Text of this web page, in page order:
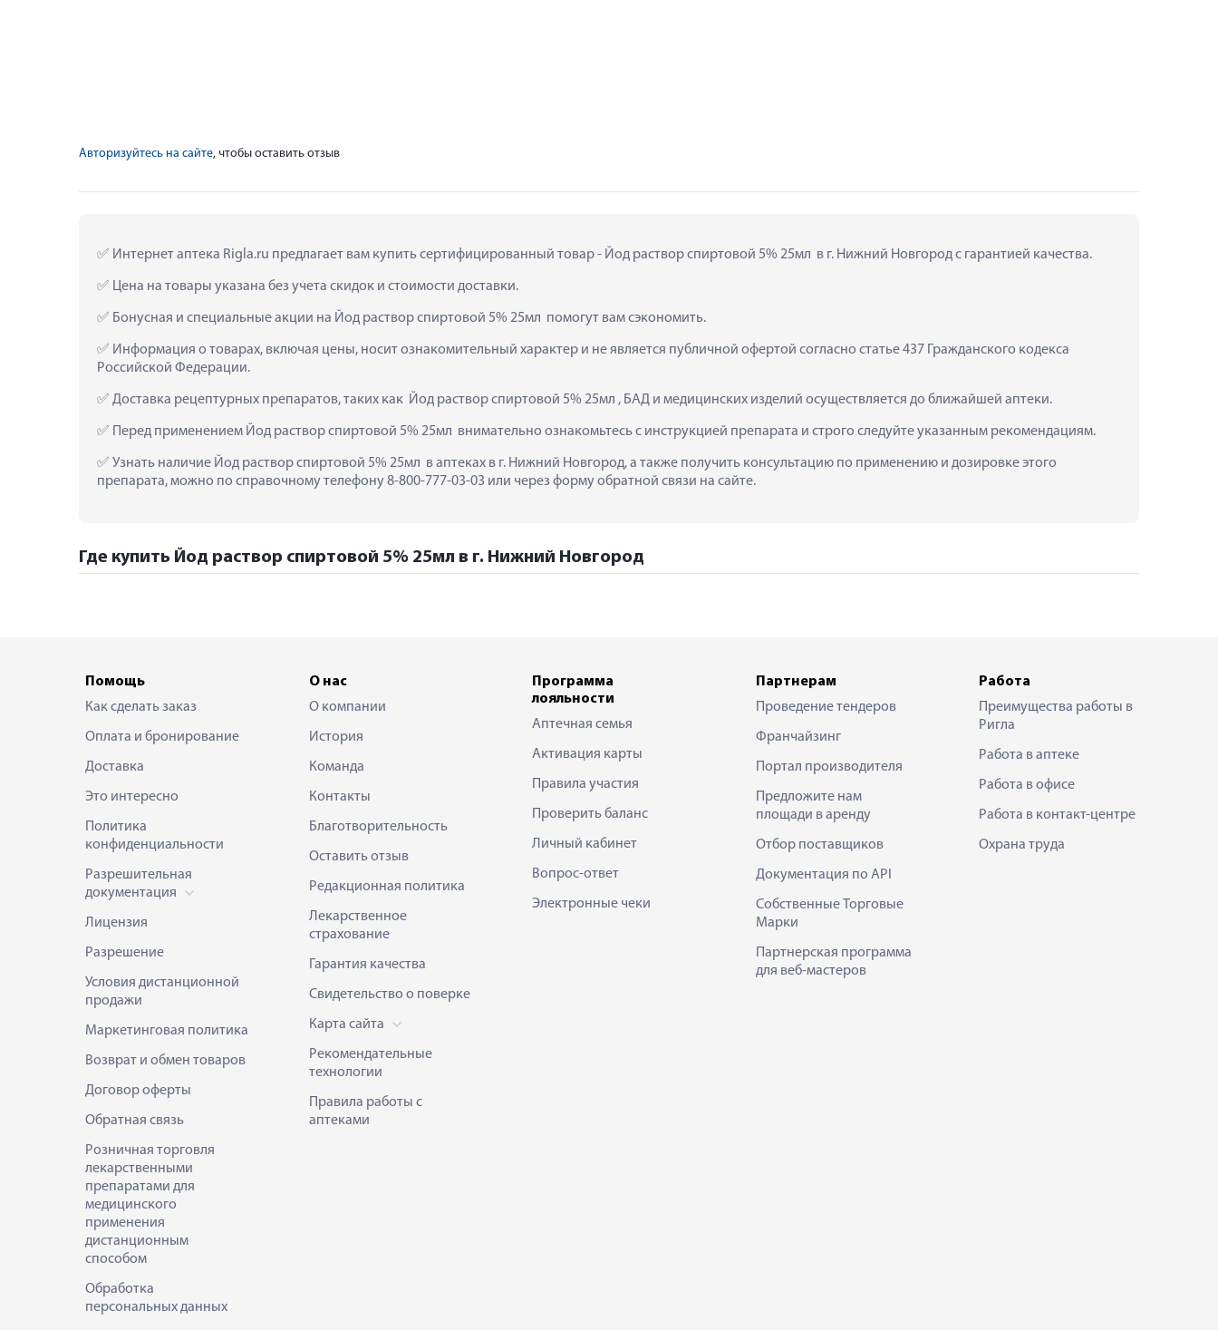
Авторизуйтесь на сайте, чтобы оставить отзыв
Интернет аптека Rigla.ru предлагает вам купить сертифицированный товар - Йод раствор спиртовой 5% 25мл  в г. Нижний Новгород с гарантией качества.
Цена на товары указана без учета скидок и стоимости доставки.
Бонусная и специальные акции на Йод раствор спиртовой 5% 25мл  помогут вам сэкономить.
Информация о товарах, включая цены, носит ознакомительный характер и не является публичной офертой согласно статье 437 Гражданского кодекса
Российской Федерации.
Доставка рецептурных препаратов, таких как  Йод раствор спиртовой 5% 25мл , БАД и медицинских изделий осуществляется до ближайшей аптеки.
Перед применением Йод раствор спиртовой 5% 25мл  внимательно ознакомьтесь с инструкцией препарата и строго следуйте указанным рекомендациям.
Узнать наличие Йод раствор спиртовой 5% 25мл  в аптеках в г. Нижний Новгород, а также получить консультацию по применению и дозировке этого
препарата, можно по справочному телефону 8-800-777-03-03 или через форму обратной связи на сайте.
Где купить Йод раствор спиртовой 5% 25мл в г. Нижний Новгород
Помощь
Как сделать заказ
Оплата и бронирование
Доставка
Это интересно
Политика
конфиденциальности
Разрешительная
документация
Лицензия
Разрешение
Условия дистанционной
продажи
Маркетинговая политика
Возврат и обмен товаров
Договор оферты
Обратная связь
Розничная торговля
лекарственными
препаратами для
медицинского
применения
дистанционным
способом
Обработка
персональных данных
О нас
О компании
История
Команда
Контакты
Благотворительность
Оставить отзыв
Редакционная политика
Лекарственное
страхование
Гарантия качества
Свидетельство о поверке
Карта сайта
Рекомендательные
технологии
Правила работы с
аптеками
Программа
лояльности
Аптечная семья
Активация карты
Правила участия
Проверить баланс
Личный кабинет
Вопрос-ответ
Электронные чеки
Партнерам
Проведение тендеров
Франчайзинг
Портал производителя
Предложите нам
площади в аренду
Отбор поставщиков
Документация по API
Собственные Торговые
Марки
Партнерская программа
для веб-мастеров
Работа
Преимущества работы в
Ригла
Работа в аптеке
Работа в офисе
Работа в контакт-центре
Охрана труда